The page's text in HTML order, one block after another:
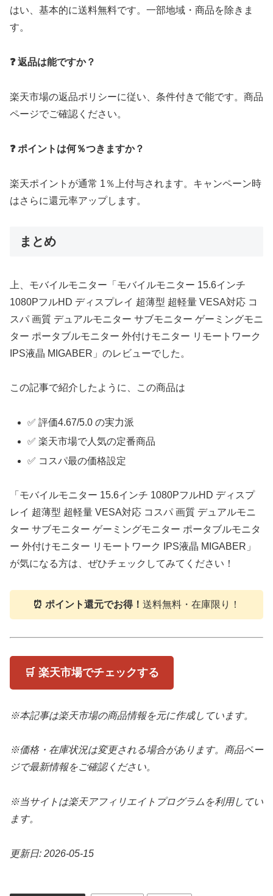
はい、基本的に送料無料です。一部地域・商品を除きま
す。
❓ 返品は能ですか？
楽天市場の返品ポリシーに従い、条件付きで能です。商品
ページでご確認ください。
❓ ポイントは何％つきますか？
楽天ポイントが通常 1％上付与されます。キャンペーン時
はさらに還元率アップします。
まとめ
上、モバイルモニター「モバイルモニター 15.6インチ
1080PフルHD ディスプレイ 超薄型 超軽量 VESA対応 コ
スパ 画質 デュアルモニター サブモニター ゲーミングモニ
ター ポータブルモニター 外付けモニター リモートワーク
IPS液晶 MIGABER」のレビューでした。
この記事で紹介したように、この商品は
✅ 評価4.67/5.0 の実力派
✅ 楽天市場で人気の定番商品
✅ コスパ最の価格設定
「モバイルモニター 15.6インチ 1080PフルHD ディスプ
レイ 超薄型 超軽量 VESA対応 コスパ 画質 デュアルモニ
ター サブモニター ゲーミングモニター ポータブルモニタ
ー 外付けモニター リモートワーク IPS液晶 MIGABER」
が気になる方は、ぜひチェックしてみてください！
⏰ ポイント還元でお得！ 送料無料・在庫限り！
🛒 楽天市場でチェックする
※本記事は楽天市場の商品情報を元に作成しています。
※価格・在庫状況は変更される場合があります。商品ペー
ジで最新情報をご確認ください。
※当サイトは楽天アフィリエイトプログラムを利用してい
ます。
更新日: 2026-05-15